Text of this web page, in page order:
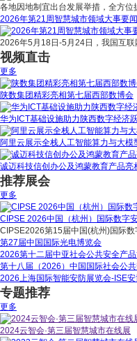
各地因地制宜出台发展举措，全方
2026年第21周智慧城市领域大事要
2026年5月18日-5月24日，我国互
视频直击
更多
陕数集团精彩亮相第七届西部数博会
华为ICT基础设施助力陕西数字经济
阿里云展示全栈人工智能算力与大模
诚迈科技信创办公及鸿蒙教育产品亮
推荐展会
更多
CIPSE 2026中国（杭州）国际数字
CIPSE2026第15届中国(杭州)国际
第27届中国国际光电博览会
2026第十二届中亚社会公共安全产
第十八届（2026）中国国际社会公
2026上海国际智能安防展览会-ISE
专题推荐
更多
2024云智会·第三届智慧城市在线展